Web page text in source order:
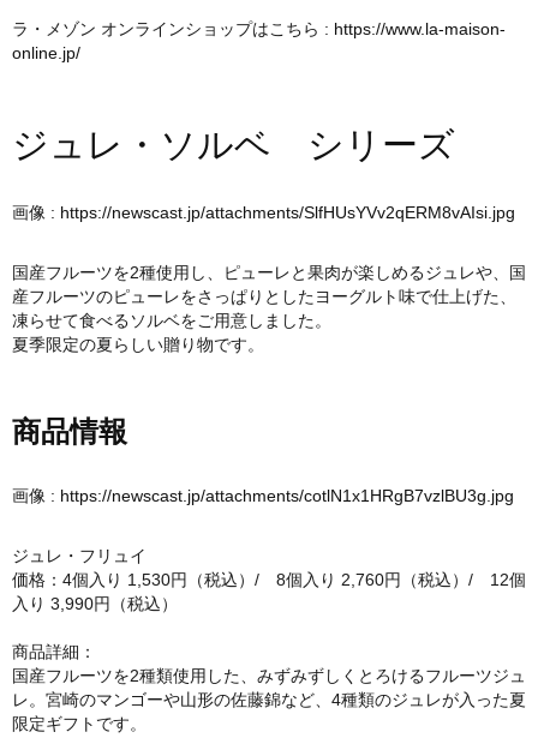
ラ・メゾン オンラインショップはこちら : https://www.la-maison-
online.jp/
ジュレ・ソルベ シリーズ
画像 : https://newscast.jp/attachments/SlfHUsYVv2qERM8vAIsi.jpg
国産フルーツを2種使用し、ピューレと果肉が楽しめるジュレや、国
産フルーツのピューレをさっぱりとしたヨーグルト味で仕上げた、
凍らせて食べるソルベをご用意しました。
夏季限定の夏らしい贈り物です。
商品情報
画像 : https://newscast.jp/attachments/cotlN1x1HRgB7vzlBU3g.jpg
ジュレ・フリュイ
価格：4個入り 1,530円（税込）/ 8個入り 2,760円（税込）/ 12個
入り 3,990円（税込）
商品詳細：
国産フルーツを2種類使用した、みずみずしくとろけるフルーツジュ
レ。宮崎のマンゴーや山形の佐藤錦など、4種類のジュレが入った夏
限定ギフトです。